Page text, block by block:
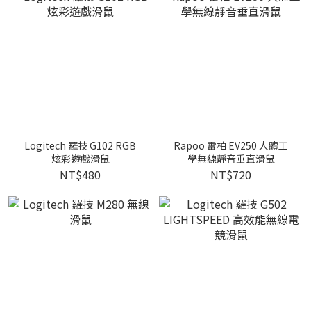
Logitech 羅技 G102 RGB
炫彩遊戲滑鼠
NT$480
Rapoo 雷柏 EV250 人體工
學無線靜音垂直滑鼠
NT$720